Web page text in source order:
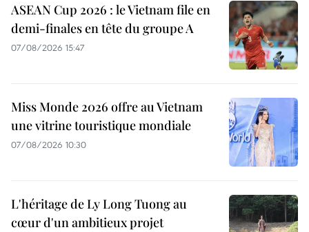
ASEAN Cup 2026 : le Vietnam file en
demi-finales en tête du groupe A
07/08/2026 15:47
Miss Monde 2026 offre au Vietnam
une vitrine touristique mondiale
07/08/2026 10:30
L'héritage de Ly Long Tuong au
cœur d'un ambitieux projet